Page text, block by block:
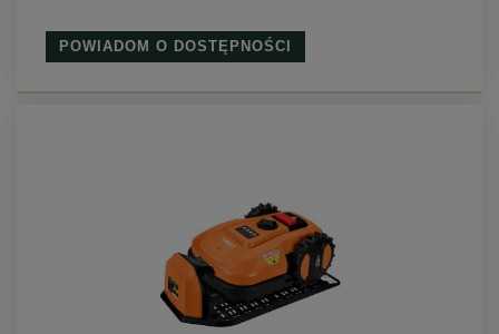
POWIADOM O DOSTĘPNOŚCI